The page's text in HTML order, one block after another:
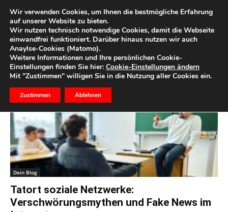
Start Schlagworte Workshop
Schlagwort: Workshop
Dein Blog
Tatort soziale Netzwerke:
Verschwörungsmythen und Fake News im
Wir verwenden Cookies, um Ihnen die bestmögliche Erfahrung
auf unserer Website zu bieten.
Wir nutzen technisch notwendige Cookies, damit die Webseite
einwandfrei funktioniert. Darüber hinaus nutzen wir auch
Anaylse-Cookies (Matomo).
Weitere Informationen und Ihre persönlichen Cookie-
Einstellungen finden Sie hier: Cookie-Einstellungen ändern
Mit "Zustimmen" willigen Sie in die Nutzung aller Cookies ein.
Zustimmen Ablehnen